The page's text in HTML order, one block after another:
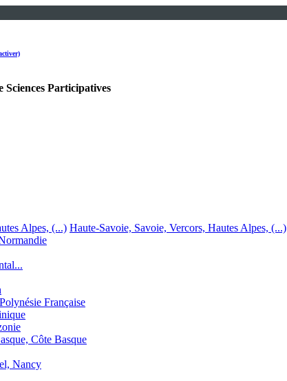
Sciences Participatives
Alpes, (...) Haute-Savoie, Savoie, Vercors, Hautes Alpes, (...)
Française
Côte Basque
Nancy